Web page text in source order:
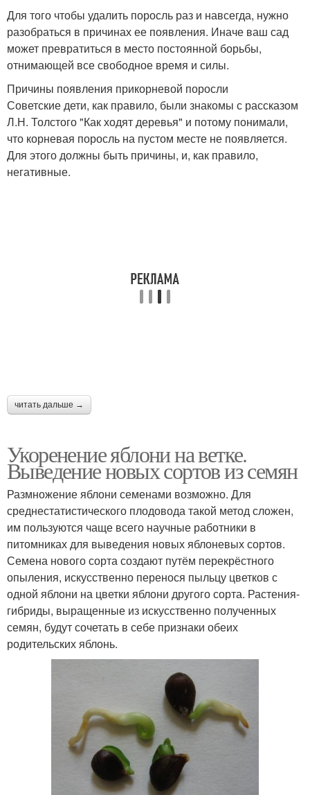
Для того чтобы удалить поросль раз и навсегда, нужно
разобраться в причинах ее появления. Иначе ваш сад
может превратиться в место постоянной борьбы,
отнимающей все свободное время и силы.
Причины появления прикорневой поросли
Советские дети, как правило, были знакомы с рассказом
Л.Н. Толстого "Как ходят деревья" и потому понимали,
что корневая поросль на пустом месте не появляется.
Для этого должны быть причины, и, как правило,
негативные.
читать дальше →
Укоренение яблони на ветке.
Выведение новых сортов из семян
Размножение яблони семенами возможно. Для
среднестатистического плодовода такой метод сложен,
им пользуются чаще всего научные работники в
питомниках для выведения новых яблоневых сортов.
Семена нового сорта создают путём перекрёстного
опыления, искусственно перенося пыльцу цветков с
одной яблони на цветки яблони другого сорта. Растения-
гибриды, выращенные из искусственно полученных
семян, будут сочетать в себе признаки обеих
родительских яблонь.